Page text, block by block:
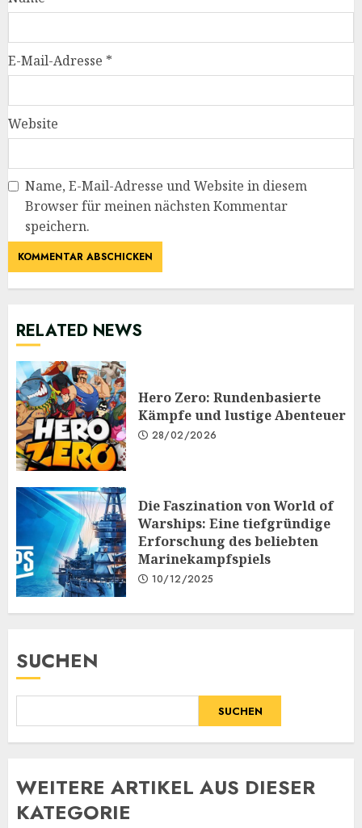
E-Mail-Adresse *
Website
Name, E-Mail-Adresse und Website in diesem
Browser für meinen nächsten Kommentar
speichern.
RELATED NEWS
Hero Zero: Rundenbasierte
Kämpfe und lustige Abenteuer
28/02/2026
Die Faszination von World of
Warships: Eine tiefgründige
Erforschung des beliebten
Marinekampfspiels
10/12/2025
SUCHEN
SUCHEN
WEITERE ARTIKEL AUS DIESER
KATEGORIE